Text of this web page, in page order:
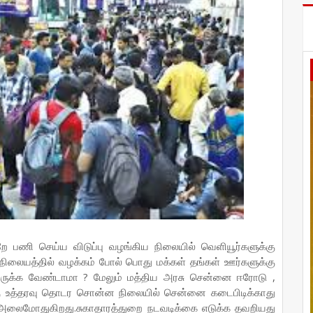
செய்ய விடுப்பு வழங்கிய நிலையில் வெளியூர்களுக்கு
நிலையத்தில் வழக்கம் போல் பொது மக்கள் தங்கள் ஊர்களுக்கு
வேண்டாமா ? மேலும் மத்திய அரசு சென்னை ஈரோடு ,
உத்தரவு தொடர சொன்ன நிலையில் சென்னை கடைபிடிக்காது
நடவடிக்கை எடுக்க தவறியது